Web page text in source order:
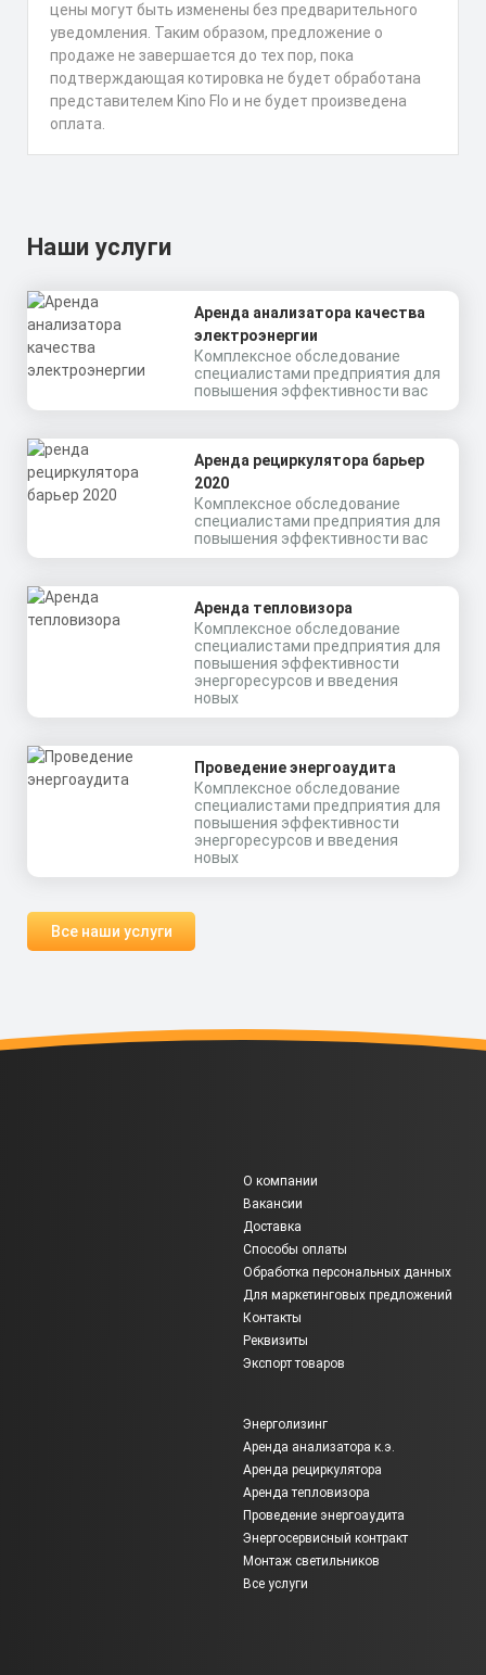
цены могут быть изменены без предварительного
уведомления. Таким образом, предложение о
продаже не завершается до тех пор, пока
подтверждающая котировка не будет обработана
представителем Kino Flo и не будет произведена
оплата.
Наши услуги
Аренда анализатора качества
электроэнергии
Комплексное обследование
специалистами предприятия для
повышения эффективности вас
Аренда рециркулятора барьер
2020
Комплексное обследование
специалистами предприятия для
повышения эффективности вас
Аренда тепловизора
Комплексное обследование
специалистами предприятия для
повышения эффективности
энергоресурсов и введения
новых
Проведение энергоаудита
Комплексное обследование
специалистами предприятия для
повышения эффективности
энергоресурсов и введения
новых
Все наши услуги
О компании
Вакансии
Доставка
Способы оплаты
Обработка персональных данных
Для маркетинговых предложений
Контакты
Реквизиты
Экспорт товаров
Энерголизинг
Аренда анализатора к.э.
Аренда рециркулятора
Аренда тепловизора
Проведение энергоаудита
Энергосервисный контракт
Монтаж светильников
Все услуги